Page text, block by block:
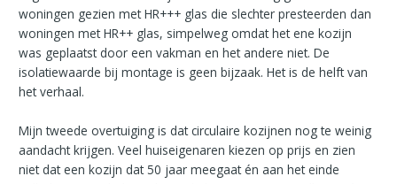
woningen gezien met HR+++ glas die slechter presteerden dan
woningen met HR++ glas, simpelweg omdat het ene kozijn
was geplaatst door een vakman en het andere niet. De
isolatiewaarde bij montage is geen bijzaak. Het is de helft van
het verhaal.
Mijn tweede overtuiging is dat circulaire kozijnen nog te weinig
aandacht krijgen. Veel huiseigenaren kiezen op prijs en zien
niet dat een kozijn dat 50 jaar meegaat én aan het einde